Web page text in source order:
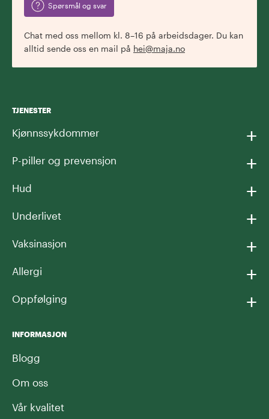
Spørsmål og svar
Chat med oss mellom kl. 8–16 på arbeidsdager. Du kan
alltid sende oss en mail på hei@maja.no
TJENESTER
Kjønnssykdommer +
P-piller og prevensjon +
Hud +
Underlivet +
Vaksinasjon +
Allergi +
Oppfølging +
INFORMASJON
Blogg
Om oss
Vår kvalitet